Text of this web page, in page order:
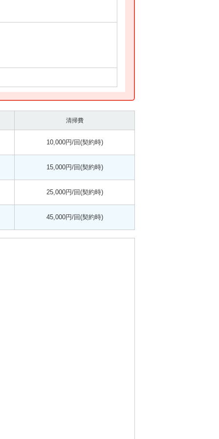
清掃費
10,000円/回(契約時)
15,000円/回(契約時)
25,000円/回(契約時)
45,000円/回(契約時)